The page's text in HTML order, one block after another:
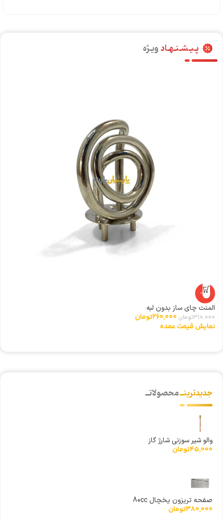
پـیـشـنـهـادویـژه
-16%
المنت چای ساز بدون لبه
310,000تومان 260,000تومان
نمایش قیمت عمده
جدیدترینــمحصولاتــ
والو شیر سوزنی شارژ گاز
45,000تومان
صفحه تریزون یخچال 80cc
380,000تومان